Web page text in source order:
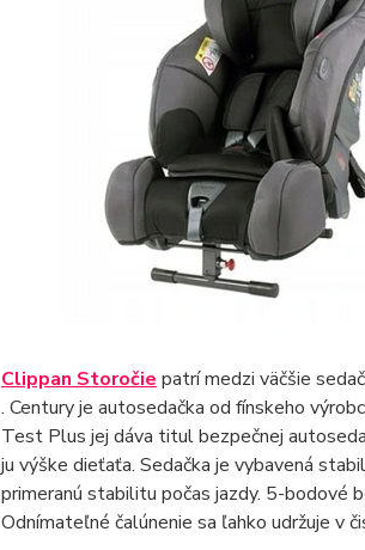
Clippan Storočie patrí medzi väčšie
. Century je autosedačka od fínskeho
Test Plus jej dáva titul bezpečnej
ju výške dieťaťa. Sedačka je vybavená
primeranú stabilitu počas jazdy. 5-bodové
Odnímateľné čalúnenie sa ľahko udržuje v